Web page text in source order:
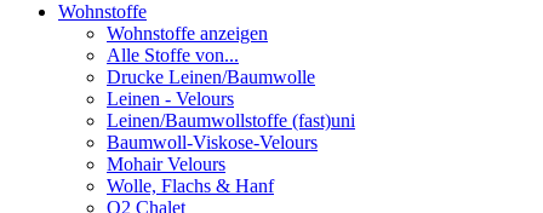
Wohnstoffe
Wohnstoffe anzeigen
Alle Stoffe von...
Drucke Leinen/Baumwolle
Leinen - Velours
Leinen/Baumwollstoffe (fast)uni
Baumwoll-Viskose-Velours
Mohair Velours
Wolle, Flachs & Hanf
Q2 Chalet